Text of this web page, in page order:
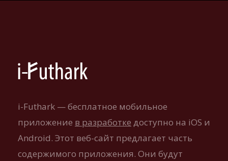
i-Futhark — бесплатное мобильное
приложение в разработке доступно на iOS и
Android. Этот веб-сайт предлагает часть
содержимого приложения. Они будут